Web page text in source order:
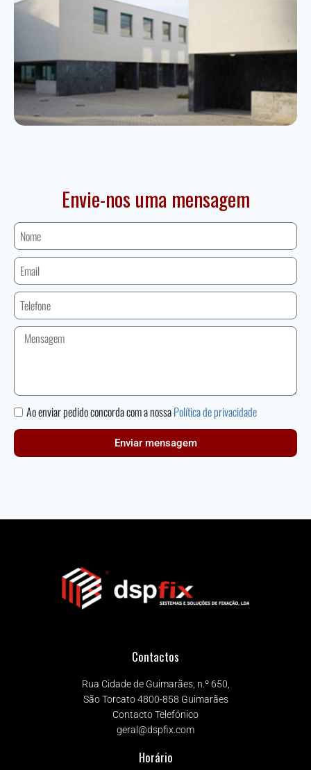
Envie-nos uma mensagem
Ao enviar pedido concorda com a nossaPolítica de privacidade
Enviar mensagem
Contactos
Rua Cidade de Guimarães, n.º 650,
São Torcato 4800-858 Guimarães
Contacto Telefónico
geral@dspfix.com
Horário